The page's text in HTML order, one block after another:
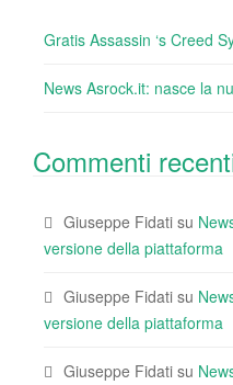
Gratis Assassin ‘s Creed
News Asrock.it: nasce la
Commenti
Giuseppe Fidati su
versione della piattaforma
Giuseppe Fidati su
versione della piattaforma
Giuseppe Fidati su